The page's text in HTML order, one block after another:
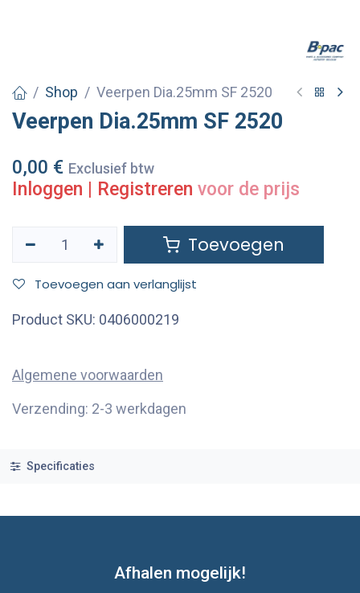
Shop Veerpen Dia.25mm SF 2520
Veerpen Dia.25mm SF 2520
0,00 € Exclusief btw
Inloggen Registreren voor de prijs
Toevoegen
Toevoegen aan verlanglijst
Product SKU: 0406000219
Algemene voorwaarden
Verzending: 2-3 werkdagen
Specificaties
Afhalen mogelijk!